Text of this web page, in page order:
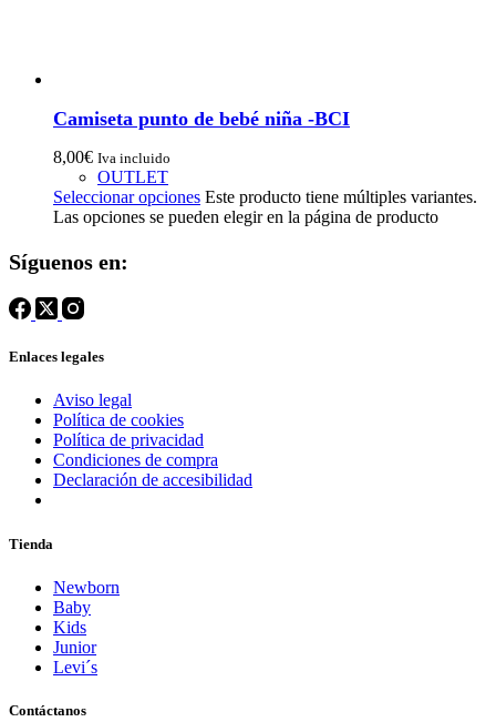
Camiseta punto de bebé niña -BCI
8,00€ Iva incluido
OUTLET
Seleccionar opciones Este producto tiene múltiples variantes.
Las opciones se pueden elegir en la página de producto
Síguenos en:
Enlaces legales
Aviso legal
Política de cookies
Política de privacidad
Condiciones de compra
Declaración de accesibilidad
Tienda
Newborn
Baby
Kids
Junior
Levi´s
Contáctanos